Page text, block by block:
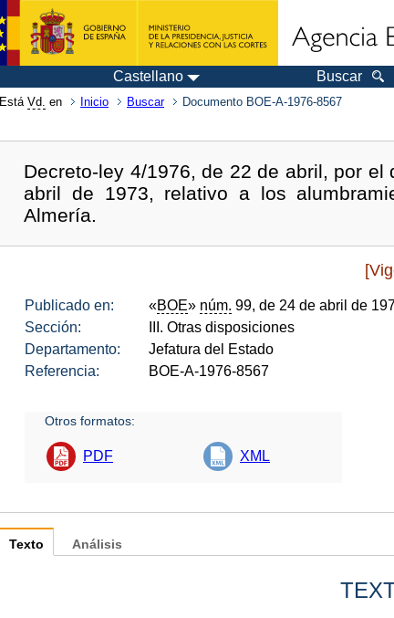
Castellano Buscar
Está Vd. en Inicio Buscar Documento BOE-A-1976-8567
Decreto-ley 4/1976, de 22 de abril, por
abril de 1973, relativo a los
Almería.
Publicado en: «BOE» núm. 99, de 24 de abril de
Sección:
III. Otras disposiciones
Departamento:
Jefatura del Estado
Referencia:
BOE-A-1976-8567
Otros formatos:
PDF XML
Texto Análisis